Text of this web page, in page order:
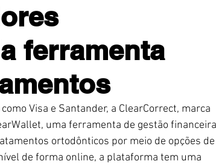
ferramenta
Visa e Santander, a ClearCorrect, marca
uma ferramenta de gestão
ortodônticos por meio de opções de
de forma online, a plataforma tem uma